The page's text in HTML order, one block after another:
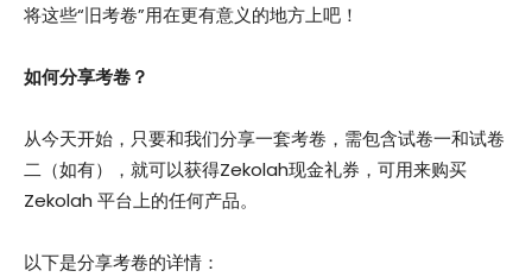
将这些“旧考卷”用在更有意义的地方上吧！
如何分享考卷？
从今天开始，只要和我们分享一套考卷，需包含试卷一和试卷
二（如有），就可以获得Zekolah现金礼券，可用来购买
Zekolah 平台上的任何产品。
以下是分享考卷的详情：